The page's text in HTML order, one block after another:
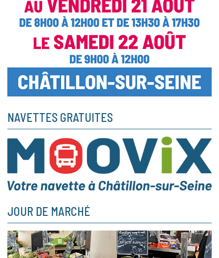
NAVETTES GRATUITES
JOUR DE MARCHÉ